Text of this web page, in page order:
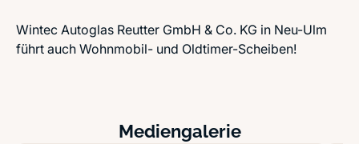
Wintec Autoglas Reutter GmbH & Co. KG in Neu-Ulm
führt auch Wohnmobil- und Oldtimer-Scheiben!
Mediengalerie